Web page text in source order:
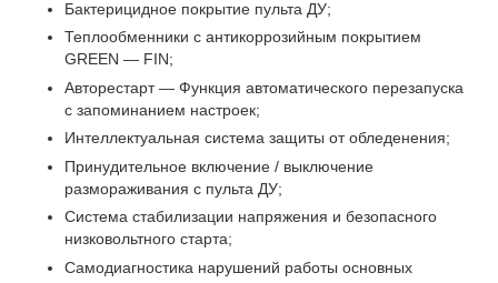
Бактерицидное покрытие пульта ДУ;
Теплообменники с антикоррозийным покрытием
GREEN — FIN;
Авторестарт — Функция автоматического перезапуска
с запоминанием настроек;
Интеллектуальная система защиты от обледенения;
Принудительное включение / выключение
размораживания с пульта ДУ;
Система стабилизации напряжения и безопасного
низковольтного старта;
Самодиагностика нарушений работы основных